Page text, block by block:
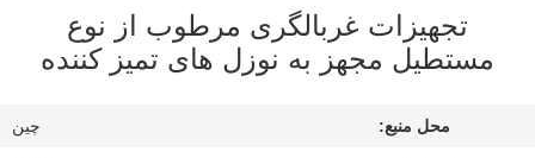
کنترل
تجهیزات غربالگری مرطوب از نوع
مستطیل مجهز به نوزل های تمیز کننده
محل منبع: چین